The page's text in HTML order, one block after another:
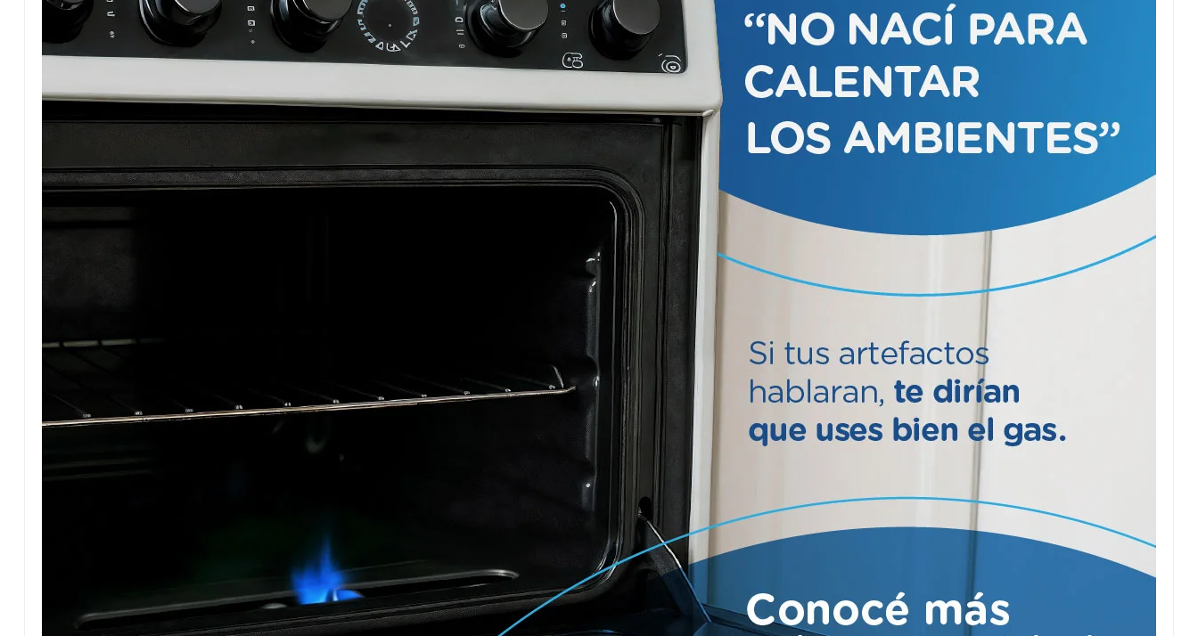
Pensiones sociales no contributivas- con DNI terminados en 0- 1- 2- 3- 3- 4- 5- 6- 7- 8- 9
Jubilaciones y pensiones con DNI terminados en 4- 5- 6- 7- 8- 9
El organismo previsional recordó además que el vencimiento del pago por ventanilla será el 23 de febrero de 2026.
Entregaron 271
escrituras.
Sin olvidarse de
Pellitta